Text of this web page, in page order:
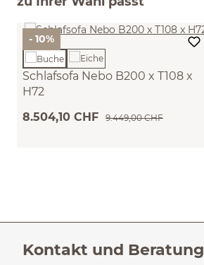
- 10%
Schlafsofa Nebo B200 x T108 x
H72
Kissen (80 x 55cm) (Wollstoff Kaland
8.504,10 CHF 9.449,00 CHF
Kontakt und Beratung